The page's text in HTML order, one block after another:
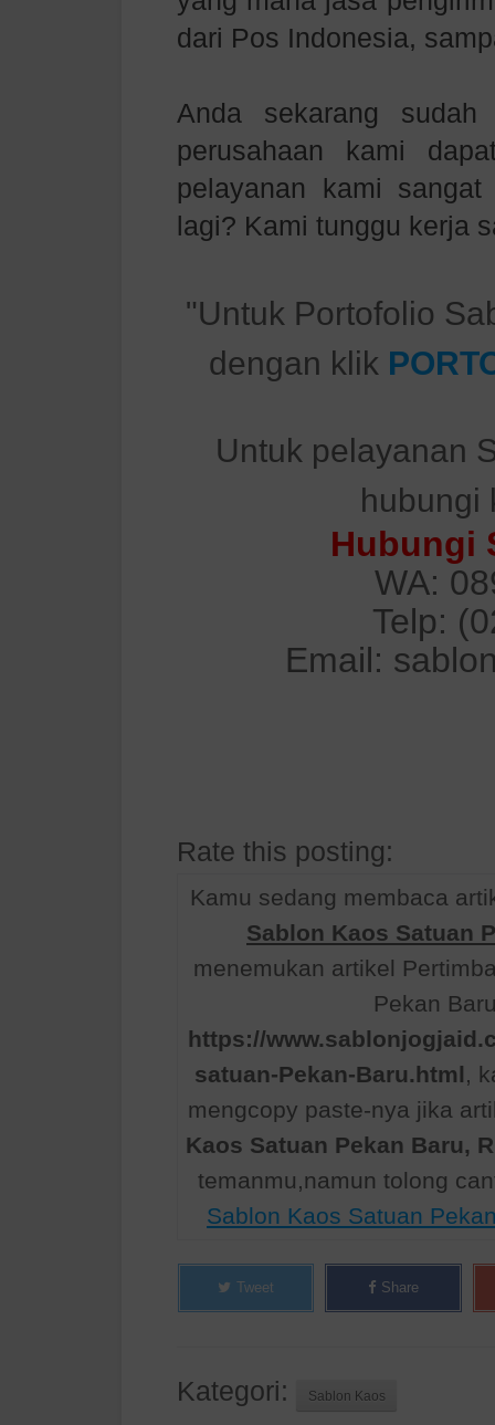
dari Pos Indonesia,
Anda sekarang sudah
perusahaan kami
pelayanan kami
lagi? Kami tunggu kerja
"Untuk Portofolio
dengan klik
Untuk pelayanan
hubungi
Hubungi
WA:
Telp:
Email:
Rate this posting:
Kamu sedang membaca
Sablon Kaos Satuan
menemukan artikel
Pekan
https://
satuan-Pekan-Baru.html ,
mengcopy paste-nya jika
Kaos Satuan Pekan Baru,
temanmu,namun tolong
Sablon Kaos Satuan
Tweet Share
Kategori: Sablon Kaos